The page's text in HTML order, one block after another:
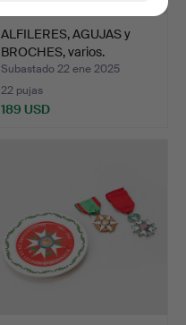
ALFILERES, AGUJAS y
BROCHES, varios.
Subastado 22 ene 2025
22 pujas
189 USD